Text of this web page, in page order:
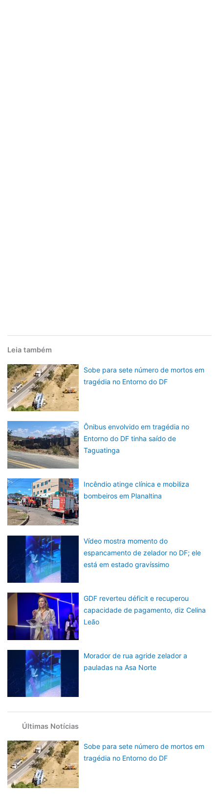
Leia também
Sobe para sete número de mortos em
tragédia no Entorno do DF
Ônibus envolvido em tragédia no
Entorno do DF tinha saído de
Taguatinga
Incêndio atinge clínica e mobiliza
bombeiros em Planaltina
Vídeo mostra momento do
espancamento de zelador no DF; ele
está em estado gravíssimo
GDF reverteu déficit e recuperou
capacidade de pagamento, diz Celina
Leão
Morador de rua agride zelador a
pauladas na Asa Norte
Últimas Notícias
Sobe para sete número de mortos em
tragédia no Entorno do DF